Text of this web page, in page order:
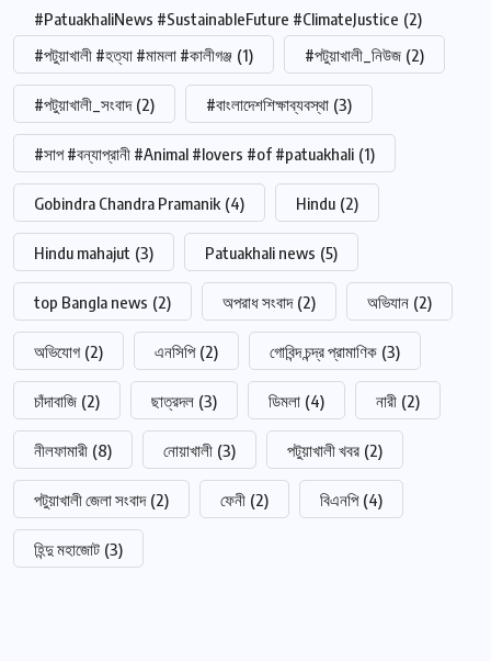
#PatuakhaliNews #SustainableFuture #ClimateJustice (2)
#পটুয়াখালী #হত্যা #মামলা #কালীগঞ্জ (1) #পটুয়াখালী_নিউজ (2)
#পটুয়াখালী_সংবাদ (2) #বাংলাদেশশিক্ষাব্যবস্থা (3)
#সাপ #বন্যাপ্রানী #Animal #lovers #of #patuakhali (1)
Gobindra Chandra Pramanik (4) Hindu (2)
Hindu mahajut (3) Patuakhali news (5)
top Bangla news (2) অপরাধ সংবাদ (2) অভিযান (2)
অভিযোগ (2) এনসিপি (2) গোবিন্দ চন্দ্র প্রামাণিক (3)
চাঁদাবাজি (2) ছাত্রদল (3) ডিমলা (4) নারী (2)
নীলফামারী (8) নোয়াখালী (3) পটুয়াখালী খবর (2)
পটুয়াখালী জেলা সংবাদ (2) ফেনী (2) বিএনপি (4)
হিন্দু মহাজোট (3)